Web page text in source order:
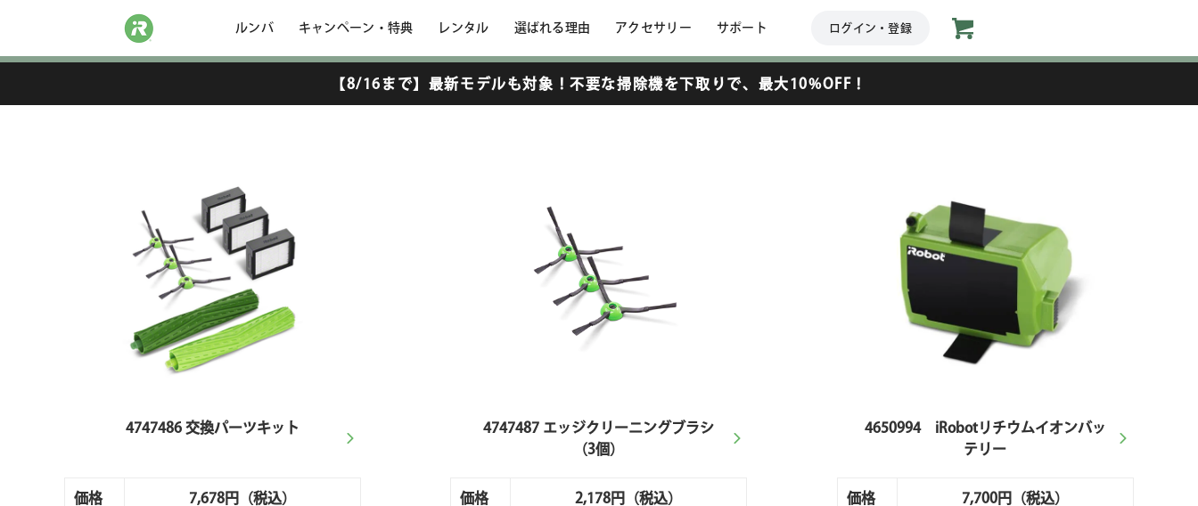
ルンバ キャンペーン・特典 レンタル 選ばれる理由 アクセサリー サポート ログイン・登録
【8/16まで】最新モデルも対象！不要な掃除機を下取りで、 最大10%OFF！
アイロボット公式オンラインストア > ルンバ用オプション
4747486 交換パーツキット
価格 7,678円 （税込）
4747487 エッジクリーニングブラシ
（3個）
価格 2,178円 （税込）
4650994 iRobotリチウムイオンバッ
テリー
価格 7,700円 （税込）